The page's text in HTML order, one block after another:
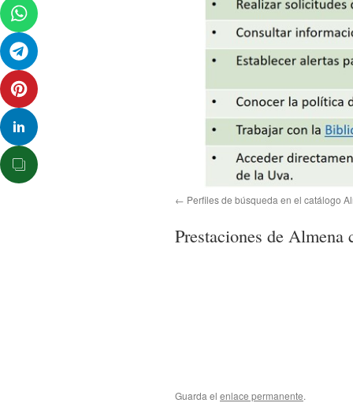
Perfiles de búsqueda en el catálogo
Prestaciones de
Guarda el enlace permanente.